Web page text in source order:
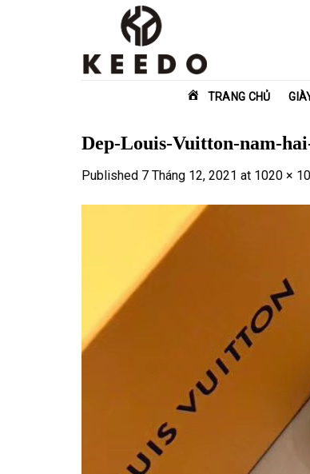
TRANG CHỦ
Dep-Louis-Vuitton-nam-
Published 7 Tháng 12, 2021 at 1020 ×